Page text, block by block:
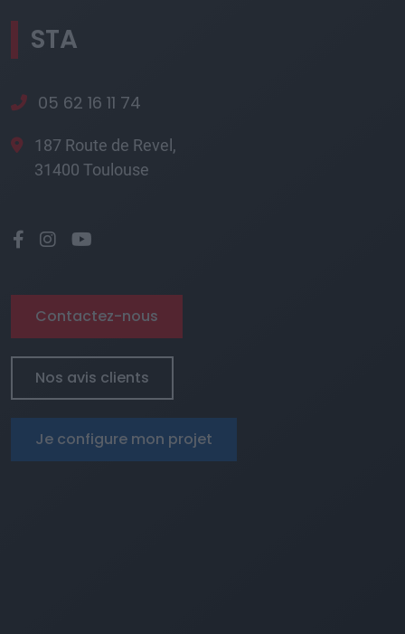
STA
05 62 16 11 74
187 Route de Revel,
31400 Toulouse
Contactez-nous
Nos avis clients
Je configure mon projet